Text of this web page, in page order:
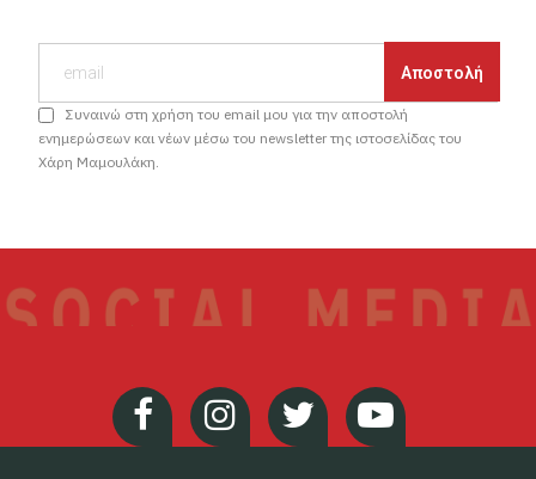
Συναινώ στη χρήση του email μου για την αποστολή
ενημερώσεων και νέων μέσω του newsletter της ιστοσελίδας του
Χάρη Μαμουλάκη.